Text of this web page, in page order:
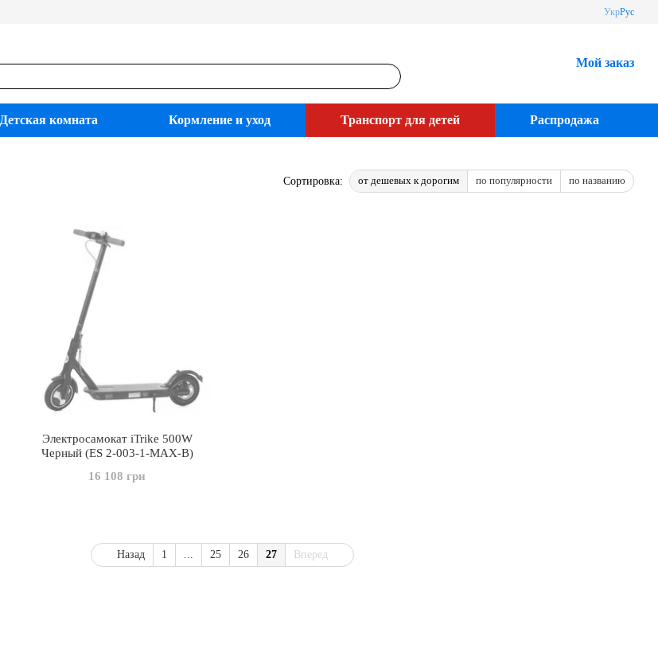
УкрРус
Мой заказ
Детская комната Кормление и уход Транспорт для детей Распродажа
Сортировка: от дешевых к дорогим по популярности по названию
Электросамокат iTrike 500W
Черный (ES 2-003-1-MAX-B)
16 108 грн
Назад 1 ... 25 26 27 Вперед